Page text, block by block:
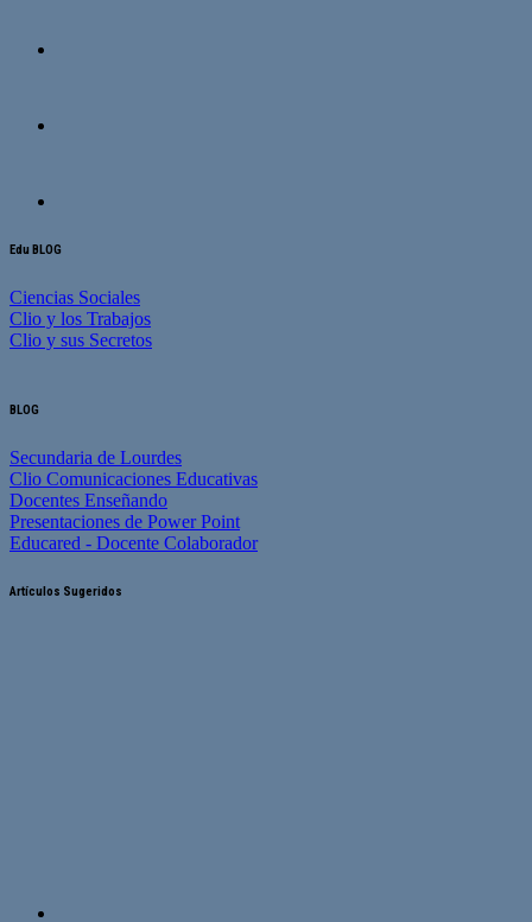
Edu BLOG
Ciencias Sociales
Clio y los Trabajos
Clio y sus Secretos
BLOG
Secundaria de Lourdes
Clio Comunicaciones Educativas
Docentes Enseñando
Presentaciones de Power Point
Educared - Docente Colaborador
Artículos Sugeridos